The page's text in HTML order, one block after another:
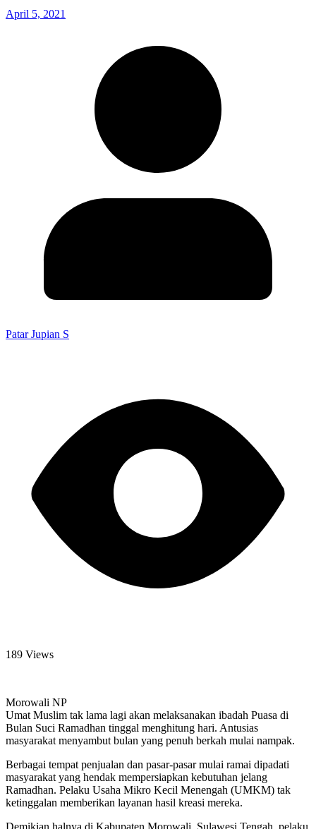
April 5, 2021
Patar Jupian S
189 Views
Morowali NP
Umat Muslim tak lama lagi akan melaksanakan ibadah Puasa di
Bulan Suci Ramadhan tinggal menghitung hari. Antusias
masyarakat menyambut bulan yang penuh berkah mulai nampak.
Berbagai tempat penjualan dan pasar-pasar mulai ramai dipadati
masyarakat yang hendak mempersiapkan kebutuhan jelang
Ramadhan. Pelaku Usaha Mikro Kecil Menengah (UMKM) tak
ketinggalan memberikan layanan hasil kreasi mereka.